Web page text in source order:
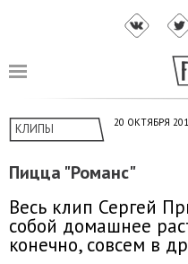
КЛИПЫ 20 ОКТЯБРЯ
Пицца "Романс"
Весь клип Сергей
собой домашнее
конечно, совсем в